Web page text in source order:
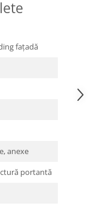
fațadă
anexe
portantă